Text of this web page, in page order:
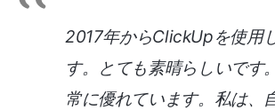
2017年からClickUpを使用
す。とても素晴らしいです
常に優れています。私は、